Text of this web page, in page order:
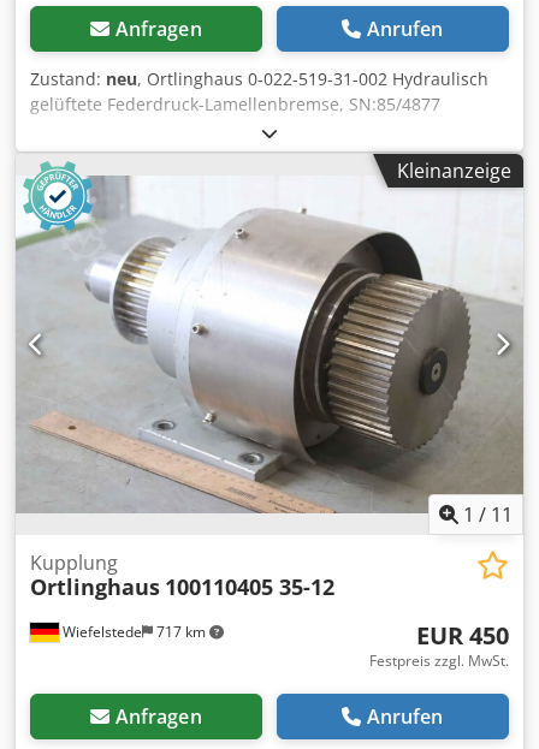
Anfragen Anrufen
Zustand: neu, Ortlinghaus 0-022-519-31-002 Hydraulisch
gelüftete Federdruck-Lamellenbremse, SN:85/4877
,ungebraucht, 100% funktionsfähig, Lieferumfang gem.
Fotos Crjdpfx Asi Ecb Tem Tef
Kleinanzeige
1 / 11
Wiefelstede 717 km
Kupplung
Ortlinghaus 100110405 35-12
EUR 450
Festpreis zzgl. MwSt.
Anfragen Anrufen